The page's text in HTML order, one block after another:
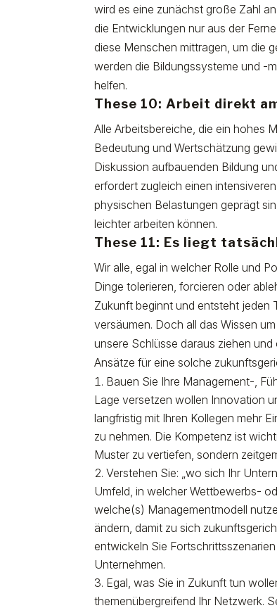
wird es eine zunächst große Zahl
die Entwicklungen nur aus der
diese Menschen mittragen, um die
werden die Bildungssysteme und -
helfen.
These 10: Arbeit direkt
Alle Arbeitsbereiche, die ein hohes
Bedeutung und Wertschätzung
Diskussion aufbauenden Bildung
erfordert zugleich einen
physischen Belastungen geprägt
leichter arbeiten können.
These 11: Es liegt
Wir alle, egal in welcher Rolle und
Dinge tolerieren, forcieren oder
Zukunft beginnt und entsteht jeden
versäumen. Doch all das Wissen
unsere Schlüsse daraus ziehen
Ansätze für eine solche
Bauen Sie Ihre Management-,
Lage versetzen wollen Innovation
langfristig mit Ihren Kollegen mehr
zu nehmen. Die Kompetenz ist
Muster zu vertiefen, sondern
Verstehen Sie: „wo sich Ihr
Umfeld, in welcher Wettbewerbs-
welche(s) Managementmodell
ändern, damit zu sich
entwickeln Sie
Unternehmen.
Egal, was Sie in Zukunft tun
themenübergreifend Ihr Netzwerk.